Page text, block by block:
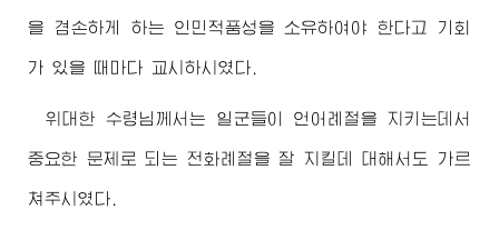
을 겸손하게 하는 인민적품성을 소유하여야 한다고 기회
가 있을 때마다 교시하시였다.
위대한 수령님께서는 일군들이 언어례절을 지키는데서
중요한 문제로 되는 전화례절을 잘 지킬데 대해서도 가르
쳐주시였다.